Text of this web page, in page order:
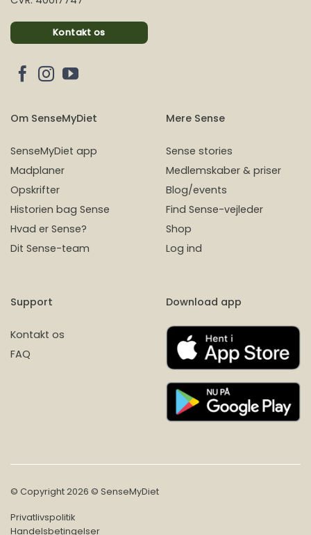
Kontakt os
Om SenseMyDiet
SenseMyDiet app
Madplaner
Opskrifter
Historien bag Sense
Hvad er Sense?
Dit Sense-team
Mere Sense
Sense stories
Medlemskaber & priser
Blog/events
Find Sense-vejleder
Shop
Log ind
Support
Kontakt os
FAQ
Download app
© Copyright 2026 © SenseMyDiet
Privatlivspolitik
Handelsbetingelser